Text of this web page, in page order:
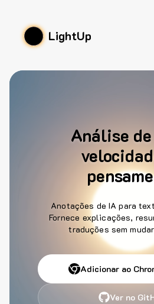
LightUp
Análise
Anotações de IA para
Fornece explicações,
traduções sem
Adicionar ao
Ver no